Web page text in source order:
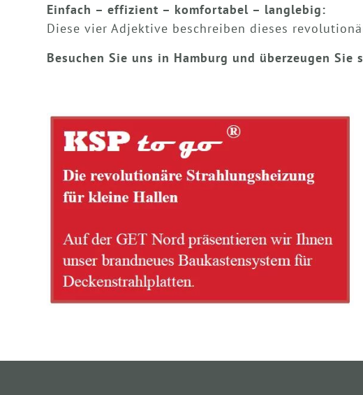
Einfach – effizient – komfortabel – langlebig:
Diese vier Adjektive beschreiben dieses
Besuchen Sie uns in Hamburg und überzeugen